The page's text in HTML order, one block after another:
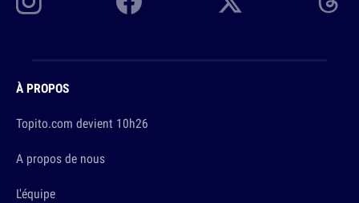
À PROPOS
Topito.com devient 10h26
A propos de nous
L'équipe